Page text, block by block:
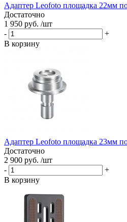
Адаптер Leofoto площадка 22мм
Достаточно
1 950 руб. /шт
-
+
В корзину
Адаптер Leofoto площадка 23мм
Достаточно
2 900 руб. /шт
-
+
В корзину